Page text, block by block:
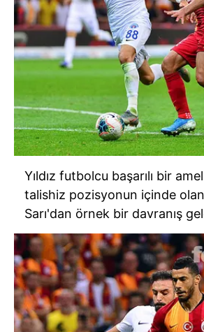
Yıldız futbolcu başarılı bir
talishiz pozisyonun içinde
Sarı'dan örnek bir davranış